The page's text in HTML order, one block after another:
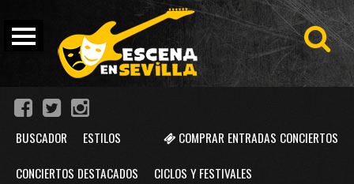
COMPRAR ENTRADAS CONCIERTOS
BUSCADOR ESTILOS
CONCIERTOS DESTACADOS CICLOS Y FESTIVALES